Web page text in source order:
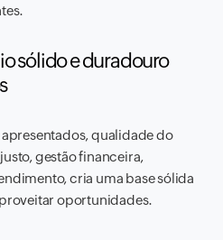
sólido e duradouro
qualidade do
gestão financeira,
cria uma base sólida
oportunidades.